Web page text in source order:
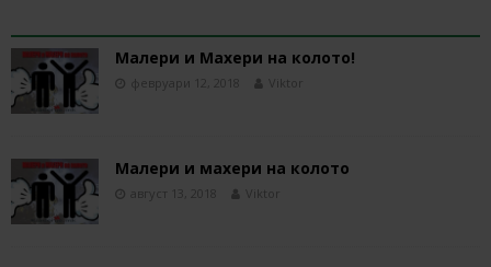
Малери и Махери на колото!
февруари 12, 2018 Viktor
Малери и махери на колото
август 13, 2018 Viktor